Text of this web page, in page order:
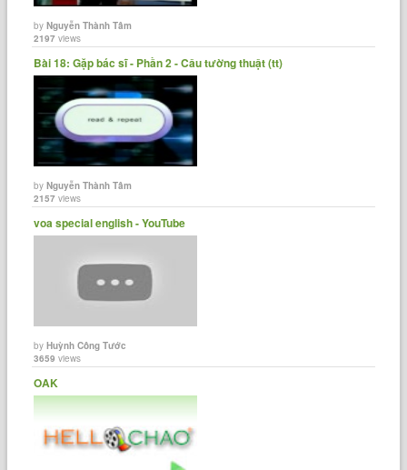
byNguyễn Thành Tâm
2197 views
Bài 18: Gặp bác sĩ - Phần 2 - Câu tường thuật (tt)
byNguyễn Thành Tâm
2157 views
voa special english - YouTube
byHuỳnh Công Tước
3659 views
OAK